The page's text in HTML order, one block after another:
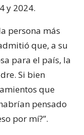
y 2024.
persona más
que, a su
para el país, la
Si bien
que
pensado
por mí?”.